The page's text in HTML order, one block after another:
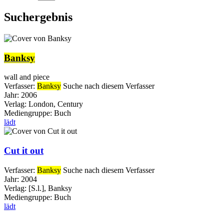
Suchergebnis
Banksy
wall and piece
Verfasser: Banksy Suche nach diesem Verfasser
Jahr: 2006
Verlag: London, Century
Mediengruppe: Buch
lädt
Cut it out
Verfasser: Banksy Suche nach diesem Verfasser
Jahr: 2004
Verlag: [S.l.], Banksy
Mediengruppe: Buch
lädt